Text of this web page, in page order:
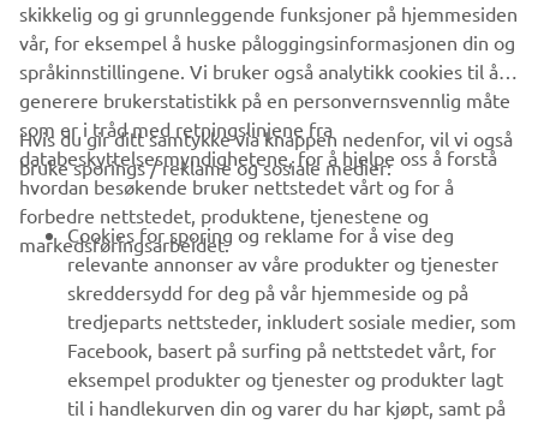
VIRKSOMHET
B2B
UTFORSK YAMAHA
FAQ & SUPPORT
skikkelig og gi grunnleggende funksjoner på hjemmesiden
vår, for eksempel å huske påloggingsinformasjonen din og
språkinnstillingene. Vi bruker også analytikk cookies til å
generere brukerstatistikk på en personvernsvennlig måte
som er i tråd med retningslinjene fra
databeskyttelsesmyndighetene, for å hjelpe oss å forstå
hvordan besøkende bruker nettstedet vårt og for å
forbedre nettstedet, produktene, tjenestene og
markedsføringsarbeidet.
Hvis du gir ditt samtykke via knappen nedenfor, vil vi også
bruke sporings / reklame og sosiale medier:
Cookies for sporing og reklame for å vise deg
relevante annonser av våre produkter og tjenester
skreddersydd for deg på vår hjemmeside og på
tredjeparts nettsteder, inkludert sosiale medier, som
Facebook, basert på surfing på nettstedet vårt, for
eksempel produkter og tjenester og produkter lagt
til i handlekurven din og varer du har kjøpt, samt på